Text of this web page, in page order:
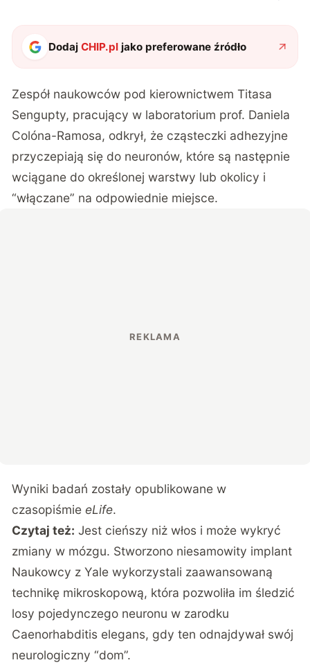
DodajCHIP.pl jako preferowane źródło
Zespół naukowców pod kierownictwem Titasa
Sengupty, pracujący w laboratorium prof. Daniela
Colóna-Ramosa, odkrył, że cząsteczki adhezyjne
przyczepiają się do neuronów, które są następnie
wciągane do określonej warstwy lub okolicy i
“włączane” na odpowiednie miejsce.
Wyniki badań zostały opublikowane w
czasopiśmieeLife.
Czytaj też: Jest cieńszy niż włos i może wykryć
zmiany w mózgu. Stworzono niesamowity implant
Naukowcy z Yale wykorzystali zaawansowaną
technikę mikroskopową, która pozwoliła im śledzić
losy pojedynczego neuronu w zarodku
Caenorhabditis elegans, gdy ten odnajdywał swój
neurologiczny “dom”.